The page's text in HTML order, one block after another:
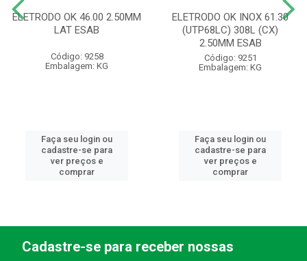
ELETRODO OK 46.00 2.50MM
LAT ESAB
Código: 9258
Embalagem: KG
Faça seu login ou
cadastre-se para
ver preços e
comprar
ELETRODO OK INOX 61.30
(UTP68LC) 308L (CX)
2.50MM ESAB
Código: 9251
Embalagem: KG
Faça seu login ou
cadastre-se para
ver preços e
comprar
Cadastre-se para receber nossas